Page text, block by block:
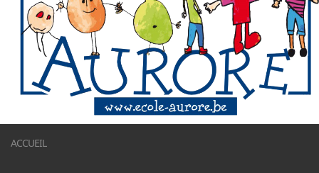
ACCUEIL